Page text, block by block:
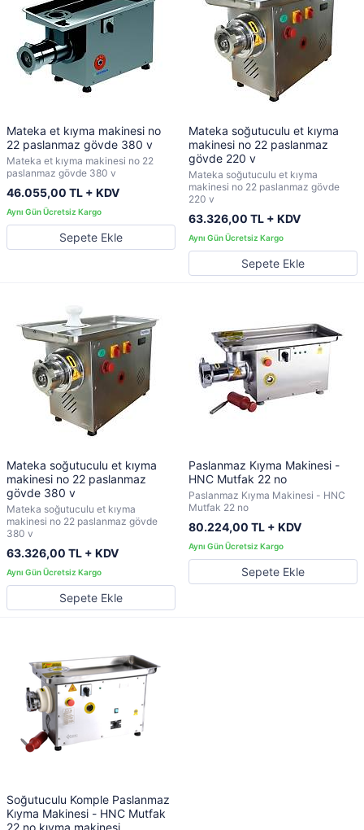
Mateka et kıyma makinesi no
22 paslanmaz gövde 380 v
Mateka et kıyma makinesi no 22
paslanmaz gövde 380 v
46.055,00 TL + KDV
Sepete Ekle
Mateka soğutuculu et kıyma
makinesi no 22 paslanmaz
gövde 220 v
Mateka soğutuculu et kıyma
makinesi no 22 paslanmaz gövde
220 v
63.326,00 TL + KDV
Sepete Ekle
Mateka soğutuculu et kıyma
makinesi no 22 paslanmaz
gövde 380 v
Mateka soğutuculu et kıyma
makinesi no 22 paslanmaz gövde
380 v
63.326,00 TL + KDV
Sepete Ekle
Paslanmaz Kıyma Makinesi -
HNC Mutfak 22 no
Paslanmaz Kıyma Makinesi - HNC
Mutfak 22 no
80.224,00 TL + KDV
Sepete Ekle
Soğutuculu Komple Paslanmaz
Kıyma Makinesi - HNC Mutfak
22 no kıyma makinesi